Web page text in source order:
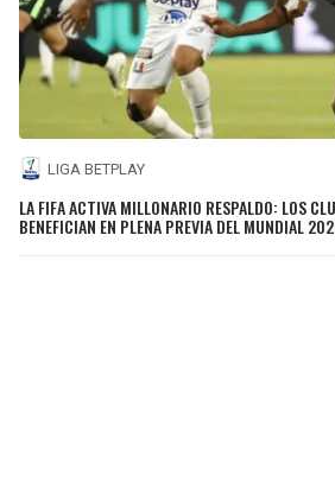
LIGA BETPLAY
LA FIFA ACTIVA MILLONARIO RESPALDO: LOS
BENEFICIAN EN PLENA PREVIA DEL MUNDIAL